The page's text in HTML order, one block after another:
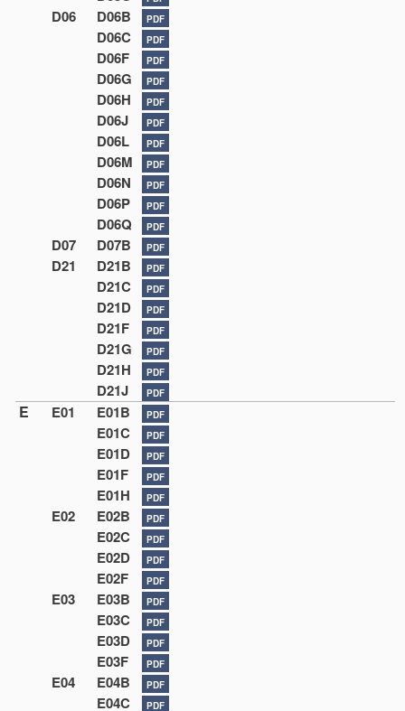
D06 D06B PDF
D06C PDF
D06F PDF
D06G PDF
D06H PDF
D06J PDF
D06L PDF
D06M PDF
D06N PDF
D06P PDF
D06Q PDF
D07 D07B PDF
D21 D21B PDF
D21C PDF
D21D PDF
D21F PDF
D21G PDF
D21H PDF
D21J PDF
E E01 E01B PDF
E01C PDF
E01D PDF
E01F PDF
E01H PDF
E02 E02B PDF
E02C PDF
E02D PDF
E02F PDF
E03 E03B PDF
E03C PDF
E03D PDF
E03F PDF
E04 E04B PDF
E04C PDF